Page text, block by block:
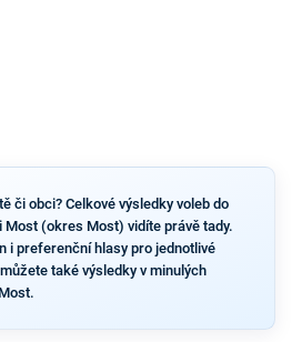
či obci? Celkové výsledky voleb do
(okres Most) vidíte právě tady.
i preferenční hlasy pro jednotlivé
také výsledky v minulých